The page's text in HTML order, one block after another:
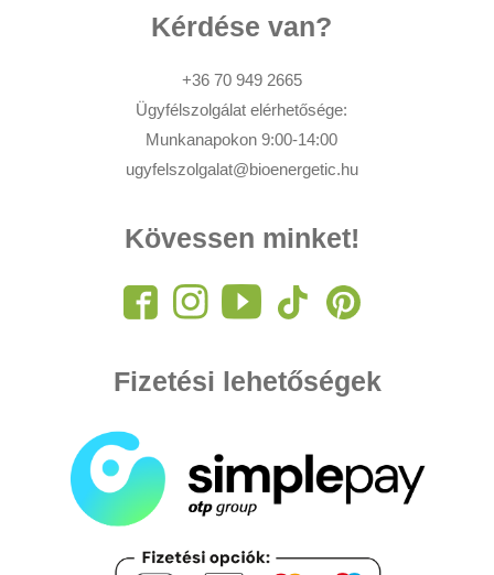
Kérdése van?
+36 70 949 2665
Ügyfélszolgálat elérhetősége:
Munkanapokon 9:00-14:00
ugyfelszolgalat@bioenergetic.hu
Kövessen minket!
Fizetési lehetőségek